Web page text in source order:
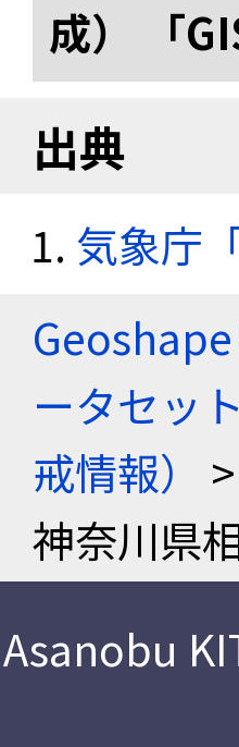
成） 「
出典
気象庁
ータセット
戒情報）
神奈川県
Asanobu